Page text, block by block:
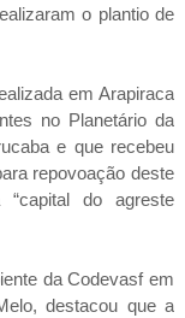
o plantio de
em Arapiraca
no Planetário da
e que recebeu
repovoação deste
“capital do agreste
da Codevasf em
destacou que a